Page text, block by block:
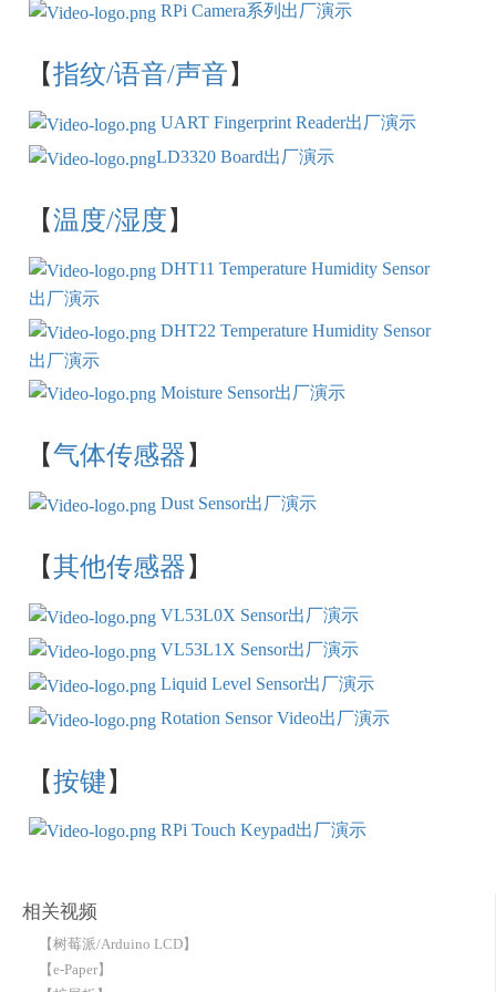
RPi Camera系列出厂演示
【指纹/语音/声音】
UART Fingerprint Reader出厂演示
LD3320 Board出厂演示
【温度/湿度】
DHT11 Temperature Humidity Sensor
出厂演示
DHT22 Temperature Humidity Sensor
出厂演示
Moisture Sensor出厂演示
【气体传感器】
Dust Sensor出厂演示
【其他传感器】
VL53L0X Sensor出厂演示
VL53L1X Sensor出厂演示
Liquid Level Sensor出厂演示
Rotation Sensor Video出厂演示
【按键】
RPi Touch Keypad出厂演示
相关视频
【树莓派/Arduino LCD】
【e-Paper】